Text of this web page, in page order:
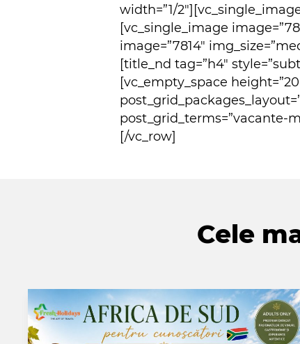
width=”1/
[vc_single_image
image=”7814″
[title_nd tag=”h4″
[vc_empty_space
post_grid_terms=”vacante-
[/vc_row]
Cele